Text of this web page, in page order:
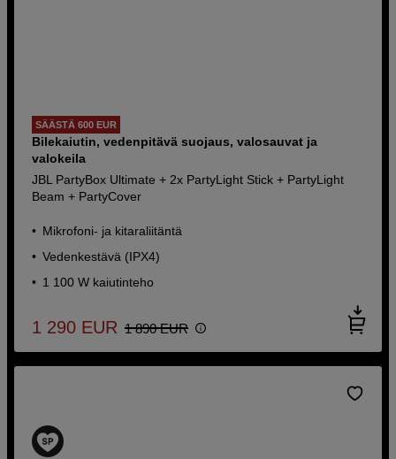
SÄÄSTÄ 600 EUR
Bilekaiutin, vedenpitävä suojaus, valosauvat ja
valokeila
JBL PartyBox Ultimate + 2x PartyLight Stick + PartyLight
Beam + PartyCover
Mikrofoni- ja kitaraliitäntä
Vedenkestävä (IPX4)
1 100 W kaiutinteho
1 290 EUR 1 890 EUR